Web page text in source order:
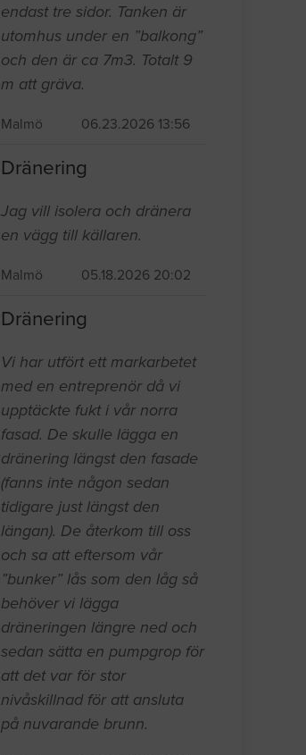
endast tre sidor. Tanken är
utomhus under en ”balkong”
och den är ca 7m3. Totalt 9
m att gräva.
Malmö 06.23.2026 13:56
Dränering
Jag vill isolera och dränera
en vägg till källaren.
Malmö 05.18.2026 20:02
Dränering
Vi har utfört ett markarbetet
med en entreprenör då vi
upptäckte fukt i vår norra
fasad. De skulle lägga en
dränering längst den fasade
(fanns inte någon sedan
tidigare just längst den
längan). De återkom till oss
och sa att eftersom vår
”bunker” lås som den låg så
behöver vi lägga
dräneringen längre ned och
sedan sätta en pumpgrop för
att det var för stor
nivåskillnad för att ansluta
på nuvarande brunn.